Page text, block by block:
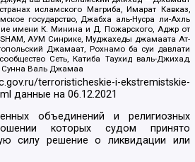
исламского Магриба, Имарат Кавказ,
государство, Джабха аль-Нусра ли-Ахль
имени К. Минина и Д. Пожарского, Аджр от
SHAM, АУМ Синрике, Муджахеды джамаата Ат-
Джамаат, Рохнамо ба суи давлати
Сеть, Катиба Таухид валь-Джихад,
Валь Джамаа
terroristicheskie-i-ekstremistskie-
данные на06.12.2021
объединений и религиозных
которых судом принято
силу решение о ликвидации или